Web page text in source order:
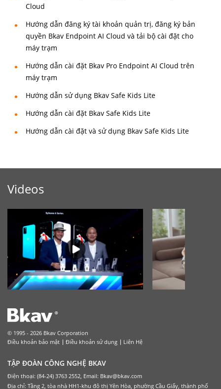
Cloud
Hướng dẫn đăng ký tài khoản quản trị, đăng ký bản
quyền Bkav Endpoint AI Cloud và tải bộ cài đặt cho
máy trạm
Hướng dẫn cài đặt Bkav Pro Endpoint AI Cloud trên
máy trạm
Hướng dẫn sử dụng Bkav Safe Kids Lite
Hướng dẫn cài đặt Bkav Safe Kids Lite
Hướng dẫn cài đặt và sử dụng Bkav Safe Kids Lite
Videos
© 1995 - 2026 Bkav Corporation
Điều khoản bảo mật
Điều khoản sử dụng Liên Hệ
TẬP ĐOÀN CÔNG NGHỆ BKAV
Điện thoại: (84-24) 3763 2552, Email: Bkav@bkav.com
Địa chỉ: Tầng 2, tòa nhà HH1-khu đô thị Yên Hòa, phường Cầu Giấy, thành phố